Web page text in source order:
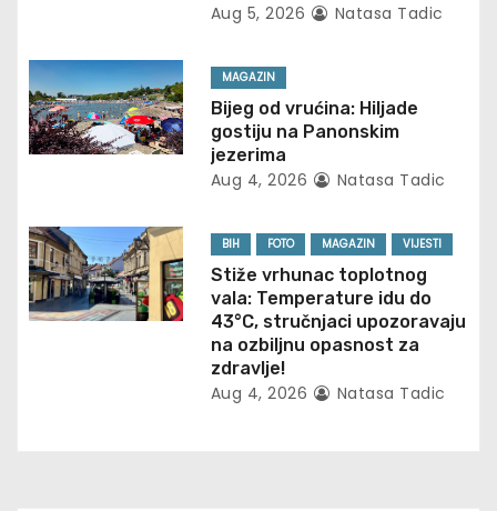
a
t
i
n
Aug 5, 2026 Natasa Tadic
MAGAZIN
Bijeg od vrućina: Hiljade
gostiju na Panonskim
jezerima
Aug 4, 2026 Natasa Tadic
BIH FOTO MAGAZIN VIJESTI
Stiže vrhunac toplotnog
vala: Temperature idu do
43°C, stručnjaci upozoravaju
na ozbiljnu opasnost za
zdravlje!
Aug 4, 2026 Natasa Tadic